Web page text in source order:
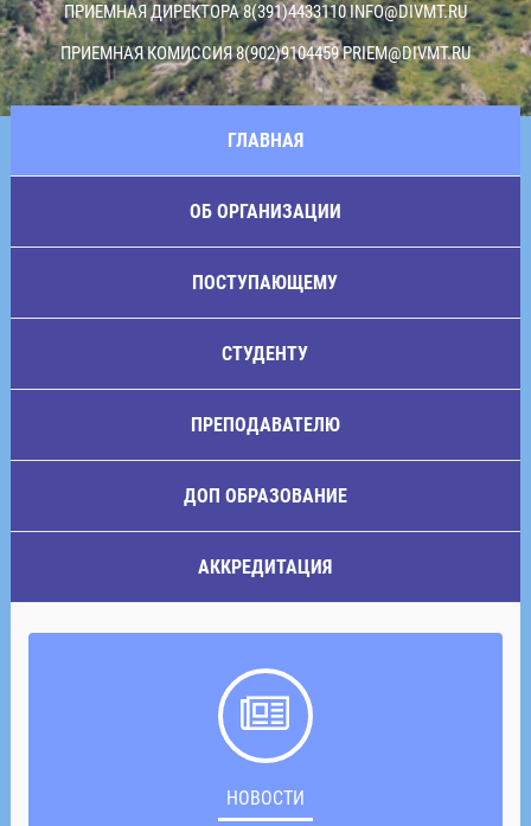
ПРИЕМНАЯ ДИРЕКТОРА 8(391)4433110INFO@DIVMT.RU
ПРИЕМНАЯ КОМИССИЯ 8(902)9104459PRIEM@DIVMT.RU
ГЛАВНАЯ
ОБ ОРГАНИЗАЦИИ
ПОСТУПАЮЩЕМУ
СТУДЕНТУ
ПРЕПОДАВАТЕЛЮ
ДОП ОБРАЗОВАНИЕ
АККРЕДИТАЦИЯ
НОВОСТИ